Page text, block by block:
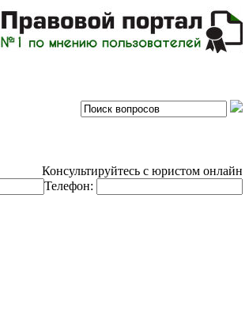
Консультируйтесь с юристом онлайн
Телефон: